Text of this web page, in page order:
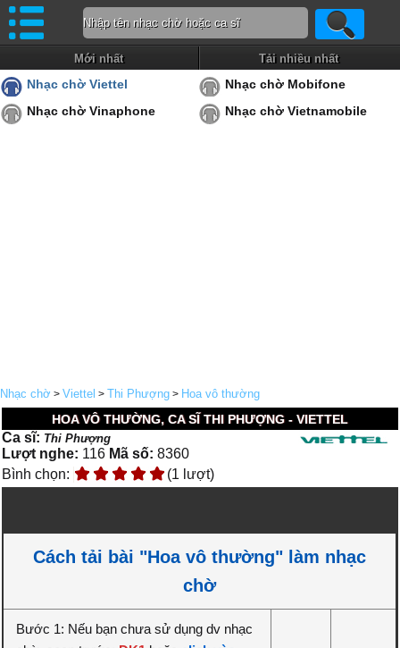
Mới nhất Tải nhiều nhất
Nhạc chờ Viettel
Nhạc chờ Mobifone
Nhạc chờ Vinaphone
Nhạc chờ Vietnamobile
Nhạc chờ > Viettel > Thi Phượng > Hoa vô thường
HOA VÔ THƯỜNG, CA SĨ THI PHƯỢNG - VIETTEL
Ca sĩ: Thi Phượng
Lượt nghe: 116 Mã số: 8360
Bình chọn:
(1 lượt)
Cách tải bài "Hoa vô thường" làm nhạc
chờ
Bước 1: Nếu bạn chưa sử dụng dv nhạc